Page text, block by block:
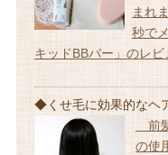
まれ
秒で
キッドBBバー」のレビ
◆くせ毛に効果的なヘ
前
の使